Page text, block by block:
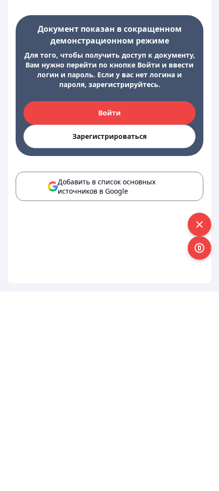
Документ показан в сокращенном
демонстрационном режиме
Для того, чтобы получить доступ к документу,
Вам нужно перейти по кнопке Войти и ввести
логин и пароль. Если у вас нет логина и
пароля, зарегистрируйтесь.
Войти
Зарегистрироваться
Добавить в список основных
источников в Google